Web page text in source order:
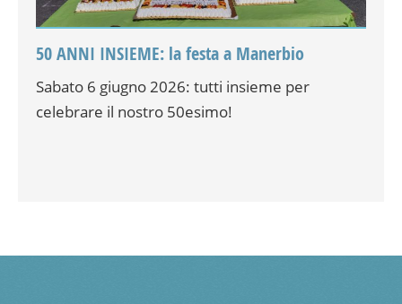
50 ANNI INSIEME: la festa a Manerbio
Sabato 6 giugno 2026: tutti insieme per
celebrare il nostro 50esimo!